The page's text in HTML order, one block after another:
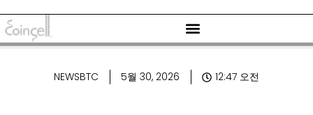
NEWSBTC 5월 30, 2026 12:47 오전